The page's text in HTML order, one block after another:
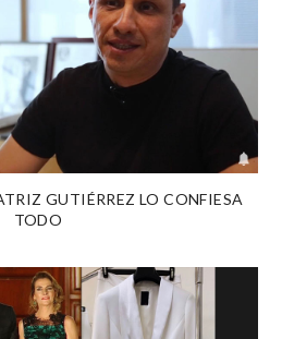
GUTIÉRREZ LO CONFIESA
TODO